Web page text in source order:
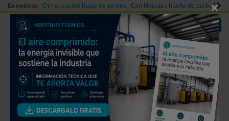
Es noticia: Climatización hogares verano Can Naiades huella de carbono
Redes Sociales Es noticia Login empresas Registro
Mitsubishi Electric colabora con
×